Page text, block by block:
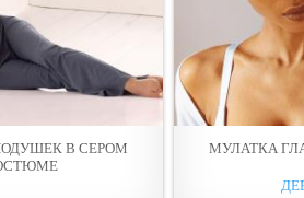
В СЕРОМ
МУЛАТКА